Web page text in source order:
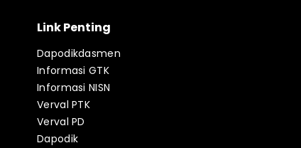
Link Penting
Dapodikdasmen
Informasi GTK
Informasi NISN
Verval PTK
Verval PD
Dapodik